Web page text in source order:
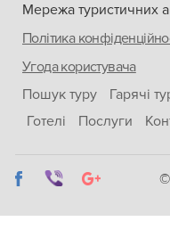
Мережа туристичних
Політика
Угода користувача
Пошук туру
Гарячі
Готелі
Послуги